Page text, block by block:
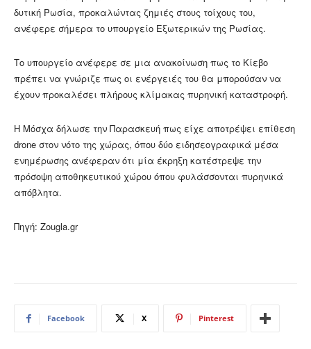
δυτική Ρωσία, προκαλώντας ζημιές στους τοίχους του,
ανέφερε σήμερα το υπουργείο Εξωτερικών της Ρωσίας.
Το υπουργείο ανέφερε σε μια ανακοίνωση πως το Κίεβο
πρέπει να γνώριζε πως οι ενέργειές του θα μπορούσαν να
έχουν προκαλέσει πλήρους κλίμακας πυρηνική καταστροφή.
Η Μόσχα δήλωσε την Παρασκευή πως είχε αποτρέψει επίθεση
drone στον νότο της χώρας, όπου δύο ειδησεογραφικά μέσα
ενημέρωσης ανέφεραν ότι μία έκρηξη κατέστρεψε την
πρόσοψη αποθηκευτικού χώρου όπου φυλάσσονται πυρηνικά
απόβλητα.
Πηγή: Zougla.gr
Facebook X Pinterest